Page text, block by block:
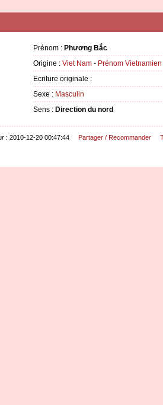
Prénom : Phương Bắc
Origine : Viet Nam - Prénom Vietnamien
Ecriture originale :
Sexe : Masculin
Sens : Direction du nord
: 2010-12-20 00:47:44 Partager / Recommander